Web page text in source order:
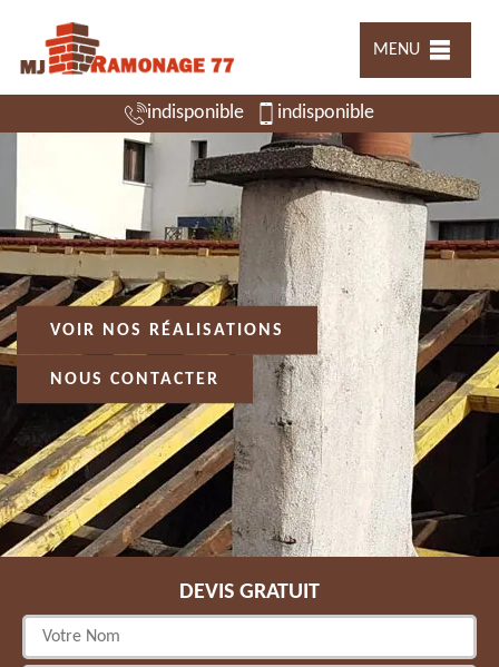
MENU
indisponible indisponible
VOIR NOS RÉALISATIONS
NOUS CONTACTER
DEVIS GRATUIT